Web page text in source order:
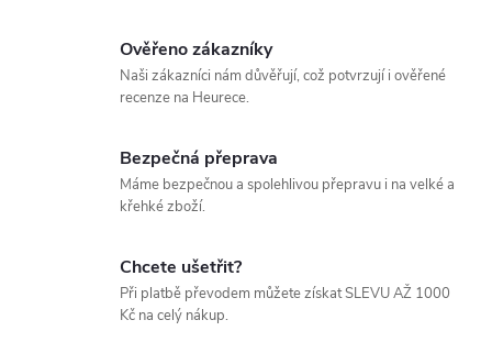
Ověřeno zákazníky
Naši zákazníci nám důvěřují, což potvrzují i ověřené
recenze na Heurece.
Bezpečná přeprava
Máme bezpečnou a spolehlivou přepravu i na velké a
křehké zboží.
Chcete ušetřit?
Při platbě převodem můžete získat SLEVU AŽ 1000
Kč na celý nákup.